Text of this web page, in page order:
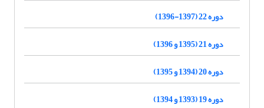
دوره 22 (1397-1396)
دوره 21 (1395 و 1396)
دوره 20 (1394 و 1395)
دوره 19 (1393 و 1394)